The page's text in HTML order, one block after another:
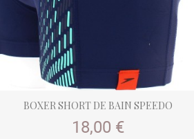
BOXER SHORT DE BAIN SPEEDO
Prix
18,00 €